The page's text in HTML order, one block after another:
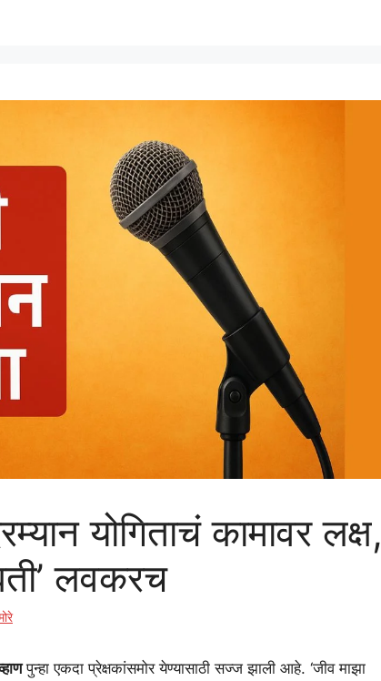
योगिताचं कामावर लक्ष,
लवकरच
पुन्हा एकदा प्रेक्षकांसमोर येण्यासाठी सज्ज झाली आहे. ‘जीव माझा